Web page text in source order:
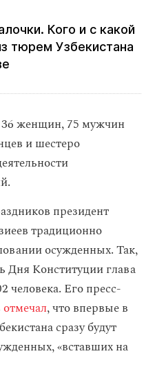
Кого и с какой
тюрем Узбекистана
женщин, 75 мужчин
и шестеро
президент
традиционно
осужденных. Так,
Дня Конституции глава
человека. Его пресс-
отмечал, что впервые в
сразу будут
«вставших на